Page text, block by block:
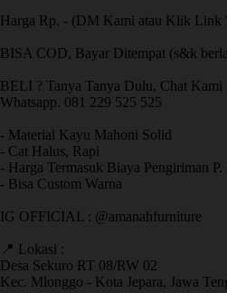
Harga Rp. - (DM Kami atau Klik Link
BISA COD, Bayar Ditempat (s&k
BELI ? Tanya Tanya Dulu, Chat Kami
Whatsapp. 081 229 525 525
- Material Kayu Mahoni Solid
- Cat Halus, Rapi
- Harga Termasuk Biaya Pengiriman P.
- Bisa Custom Warna
IG OFFICIAL : @amanahfurniture
📍 Lokasi :
Desa Sekuro RT 08/RW 02
Kec. Mlonggo - Kota Jepara, Jawa